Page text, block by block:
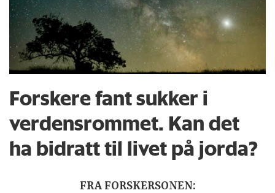
Forskere fant sukker i
verdensrommet. Kan det
ha bidratt til livet på jorda?
FRA FORSKERSONEN: